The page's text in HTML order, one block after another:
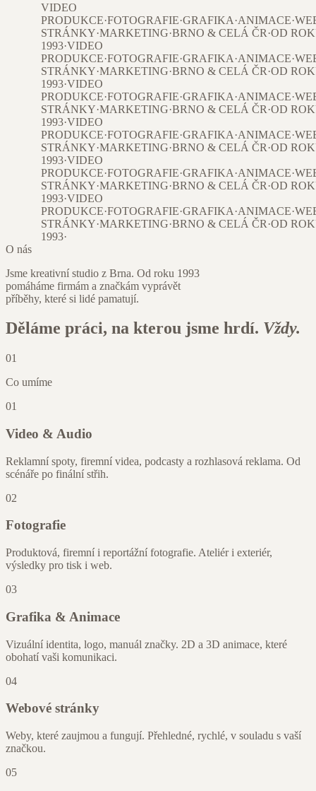
VIDEO
PRODUKCE·FOTOGRAFIE·GRAFIKA ·ANIMACE·
STRÁNKY·MARKETING·BRNO & CELÁ ČR ·OD
1993·VIDEO
PRODUKCE·FOTOGRAFIE·GRAFIKA ·ANIMACE·
STRÁNKY·MARKETING·BRNO & CELÁ ČR ·OD
1993·VIDEO
PRODUKCE·FOTOGRAFIE·GRAFIKA ·ANIMACE·
STRÁNKY·MARKETING·BRNO & CELÁ ČR ·OD
1993·VIDEO
PRODUKCE·FOTOGRAFIE·GRAFIKA ·ANIMACE·
STRÁNKY·MARKETING·BRNO & CELÁ ČR ·OD
1993·VIDEO
PRODUKCE·FOTOGRAFIE·GRAFIKA ·ANIMACE·
STRÁNKY·MARKETING·BRNO & CELÁ ČR ·OD
1993·VIDEO
PRODUKCE·FOTOGRAFIE·GRAFIKA ·ANIMACE·
STRÁNKY·MARKETING·BRNO & CELÁ ČR ·OD
1993·
O nás
Jsme kreativní studio z Brna. Od roku 1993
pomáháme firmám a značkám vyprávět
příběhy, které si lidé pamatují.
Děláme práci, na kterou jsme hrdí. Vždy.
01
Co umíme
01
Video & Audio
Reklamní spoty, firemní videa, podcasty a rozhlasová reklama. Od
scénáře po finální střih.
02
Fotografie
Produktová, firemní i reportážní fotografie. Ateliér i exteriér,
výsledky pro tisk i web.
03
Grafika & Animace
Vizuální identita, logo, manuál značky. 2D a 3D animace, které
obohatí vaši komunikaci.
04
Webové stránky
Weby, které zaujmou a fungují. Přehledné, rychlé, v souladu s vaší
značkou.
05